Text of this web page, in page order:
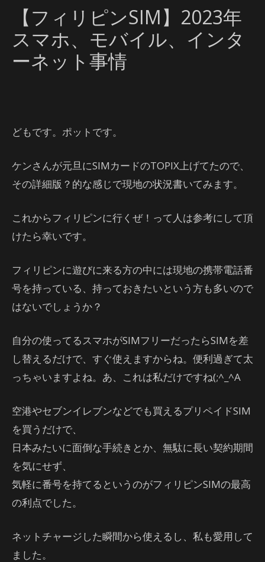
【フィリピンSIM】2023年
スマホ、モバイル、インタ
ーネット事情
どもです。ポットです。
ケンさんが元旦にSIMカードのTOPIX上げてたので、
その詳細版？的な感じで現地の状況書いてみます。
これからフィリピンに行くぜ！って人は参考にして頂
けたら幸いです。
フィリピンに遊びに来る方の中には現地の携帯電話番
号を持っている、持っておきたいという方も多いので
はないでしょうか？
自分の使ってるスマホがSIMフリーだったらSIMを差
し替えるだけで、すぐ使えますからね。便利過ぎて太
っちゃいますよね。あ、これは私だけですね(;^_^A
空港やセブンイレブンなどでも買えるプリペイドSIM
を買うだけで、
日本みたいに面倒な手続きとか、無駄に長い契約期間
を気にせず、
気軽に番号を持てるというのがフィリピンSIMの最高
の利点でした。
ネットチャージした瞬間から使えるし、私も愛用して
ました。